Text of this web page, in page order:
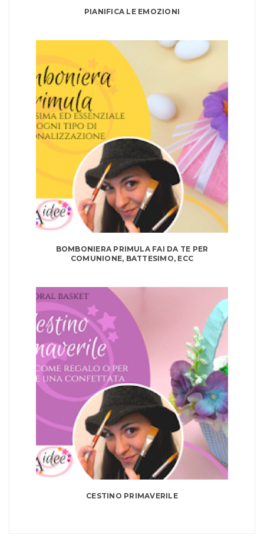
PIANIFICA LE EMOZIONI
BOMBONIERA PRIMULA FAI DA TE PER
COMUNIONE, BATTESIMO, ECC
CESTINO PRIMAVERILE